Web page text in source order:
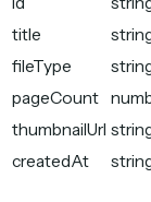
title
fileType
pageCount
thumbnailUrl
createdAt